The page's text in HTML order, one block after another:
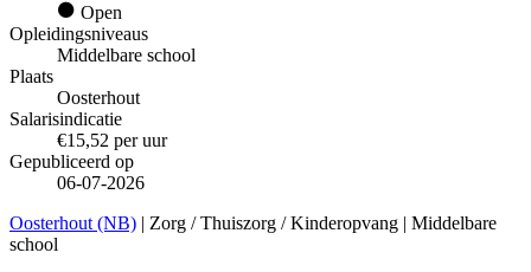
Open
Opleidingsniveaus
Middelbare school
Plaats
Oosterhout
Salarisindicatie
€15,52 per uur
Gepubliceerd op
06-07-2026
Oosterhout (NB) | Zorg / Thuiszorg / Kinderopvang | Middelbare
school